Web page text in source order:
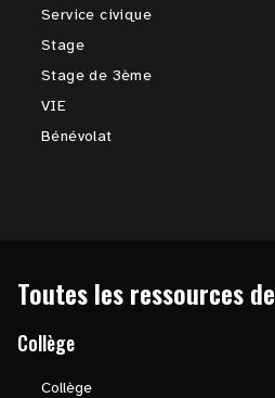
Service civique
Stage
Stage de 3ème
VIE
Bénévolat
Toutes les ressources de
Collège
Collège